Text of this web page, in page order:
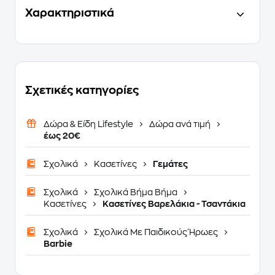
Χαρακτηριστικά
Σχετικές κατηγορίες
Δώρα & Είδη Lifestyle
Δώρα ανά τιμή
έως 20€
Σχολικά Κασετίνες Γεμάτες
Σχολικά
Σχολικά Βήμα Βήμα
Κασετίνες
Κασετίνες Βαρελάκια - Τσαντάκια
Σχολικά
Σχολικά Με Παιδικούς Ήρωες
Barbie